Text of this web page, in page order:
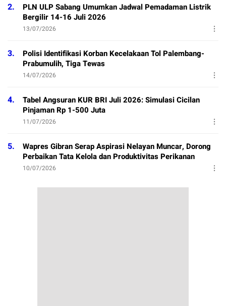
2.
PLN ULP Sabang Umumkan Jadwal Pemadaman Listrik
Bergilir 14-16 Juli 2026
13/07/2026
3.
Polisi Identifikasi Korban Kecelakaan Tol Palembang-
Prabumulih, Tiga Tewas
14/07/2026
4.
Tabel Angsuran KUR BRI Juli 2026: Simulasi Cicilan
Pinjaman Rp 1-500 Juta
11/07/2026
5.
Wapres Gibran Serap Aspirasi Nelayan Muncar, Dorong
Perbaikan Tata Kelola dan Produktivitas Perikanan
10/07/2026